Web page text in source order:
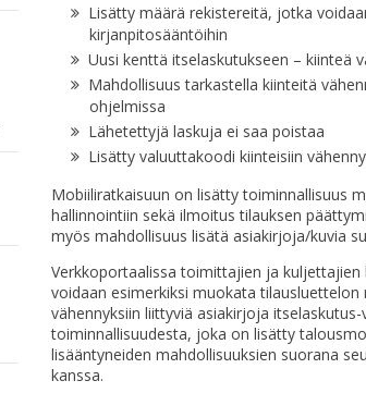
Lisätty määrä rekistereitä, jotka
kirjanpitosääntöihin
Uusi kenttä itselaskutukseen – kiinteä
Mahdollisuus tarkastella kiinteitä
ohjelmissa
Lähetettyjä laskuja ei saa poistaa
Lisätty valuuttakoodi kiinteisiin
Mobiiliratkaisuun on lisätty toiminnallisuus
hallinnointiin sekä ilmoitus tilauksen
myös mahdollisuus lisätä asiakirjoja/kuvia
Verkkoportaalissa toimittajien ja
voidaan esimerkiksi muokata
vähennyksiin liittyviä asiakirjoja
toiminnallisuudesta, joka on lisätty
lisääntyneiden mahdollisuuksien suorana
kanssa.